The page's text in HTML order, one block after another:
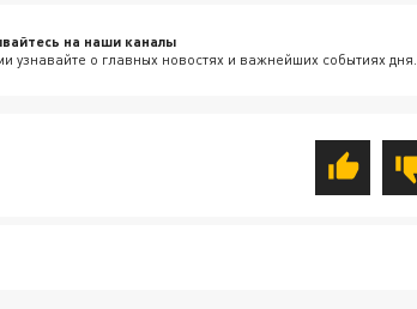
на наши каналы
узнавайте о главных новостях и важнейших событиях дня.